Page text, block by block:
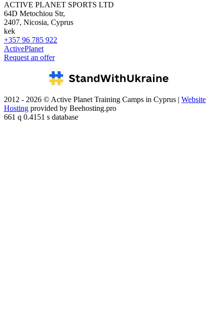
ACTIVE PLANET SPORTS LTD
64D Metochiou Str,
2407, Nicosia, Cyprus
kek
+357 96 785 922
ActivePlanet
Request an offer
2012 - 2026 © Active Planet Training Camps in Cyprus | Website
Hosting provided by Beehosting.pro
661 q 0.4151 s database